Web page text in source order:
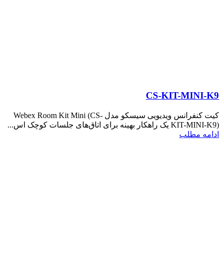
CS-KIT-MINI-K9
کیت کنفرانس ویدیویی سیسکو مدل Webex Room Kit Mini (CS-
KIT-MINI-K9) یک راهکار بهینه برای اتاق‌های جلسات کوچک اس...
ادامه مطلب